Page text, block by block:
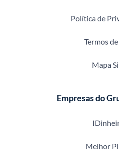
Política de
Termos
Mapa
Empresas do
Melhor